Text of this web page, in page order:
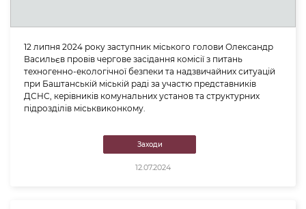
12 липня 2024 року заступник міського голови Олександр
Васильєв провів чергове засідання комісії з питань
техногенно-екологічної безпеки та надзвичайних ситуацій
при Баштанській міській раді за участю представників
ДСНС, керівників комунальних установ та структурних
підрозділів міськвиконкому.
Заходи
12.07.2024